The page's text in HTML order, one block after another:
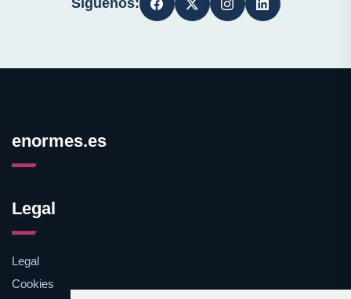
Síguenos:
enormes.es
Legal
Legal
Cookies